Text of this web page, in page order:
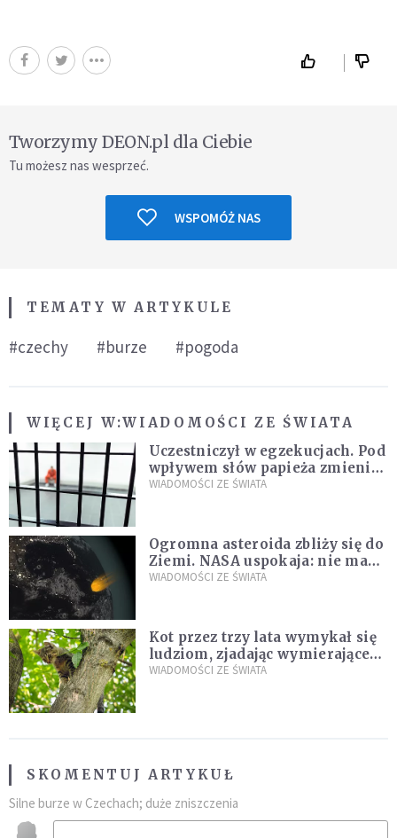
Tworzymy DEON.pl dla Ciebie
Tu możesz nas wesprzeć.
WSPOMÓŻ NAS
TEMATY W ARTYKULE
#czechy #burze #pogoda
WIĘCEJ W:WIADOMOŚCI ZE ŚWIATA
Uczestniczył w egzekucjach. Pod
wpływem słów papieża zmienił
zdanie
WIADOMOŚCI ZE ŚWIATA
Ogromna asteroida zbliży się do
Ziemi. NASA uspokaja: nie ma
zagrożenia
WIADOMOŚCI ZE ŚWIATA
Kot przez trzy lata wymykał się
ludziom, zjadając wymierające
kaczki. W końcu popełnił
WIADOMOŚCI ZE ŚWIATA
SKOMENTUJ ARTYKUŁ
Silne burze w Czechach; duże zniszczenia